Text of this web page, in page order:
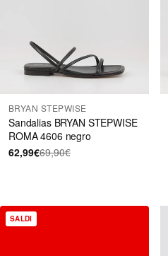
BRYAN STEPWISE
Sandalias BRYAN STEPWISE
ROMA 4606 negro
62,99€69,90€
SALDI